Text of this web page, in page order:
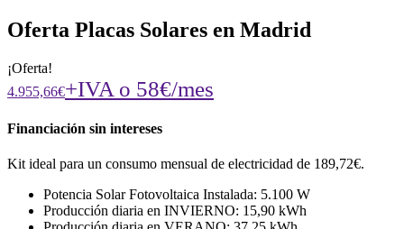
Oferta Placas Solares en Madrid
¡Oferta!
4.955,66€+IVA o 58€/mes
Financiación sin intereses
Kit ideal para un consumo mensual de electricidad de 189,72€.
Potencia Solar Fotovoltaica Instalada: 5.100 W
Producción diaria en INVIERNO: 15,90 kWh